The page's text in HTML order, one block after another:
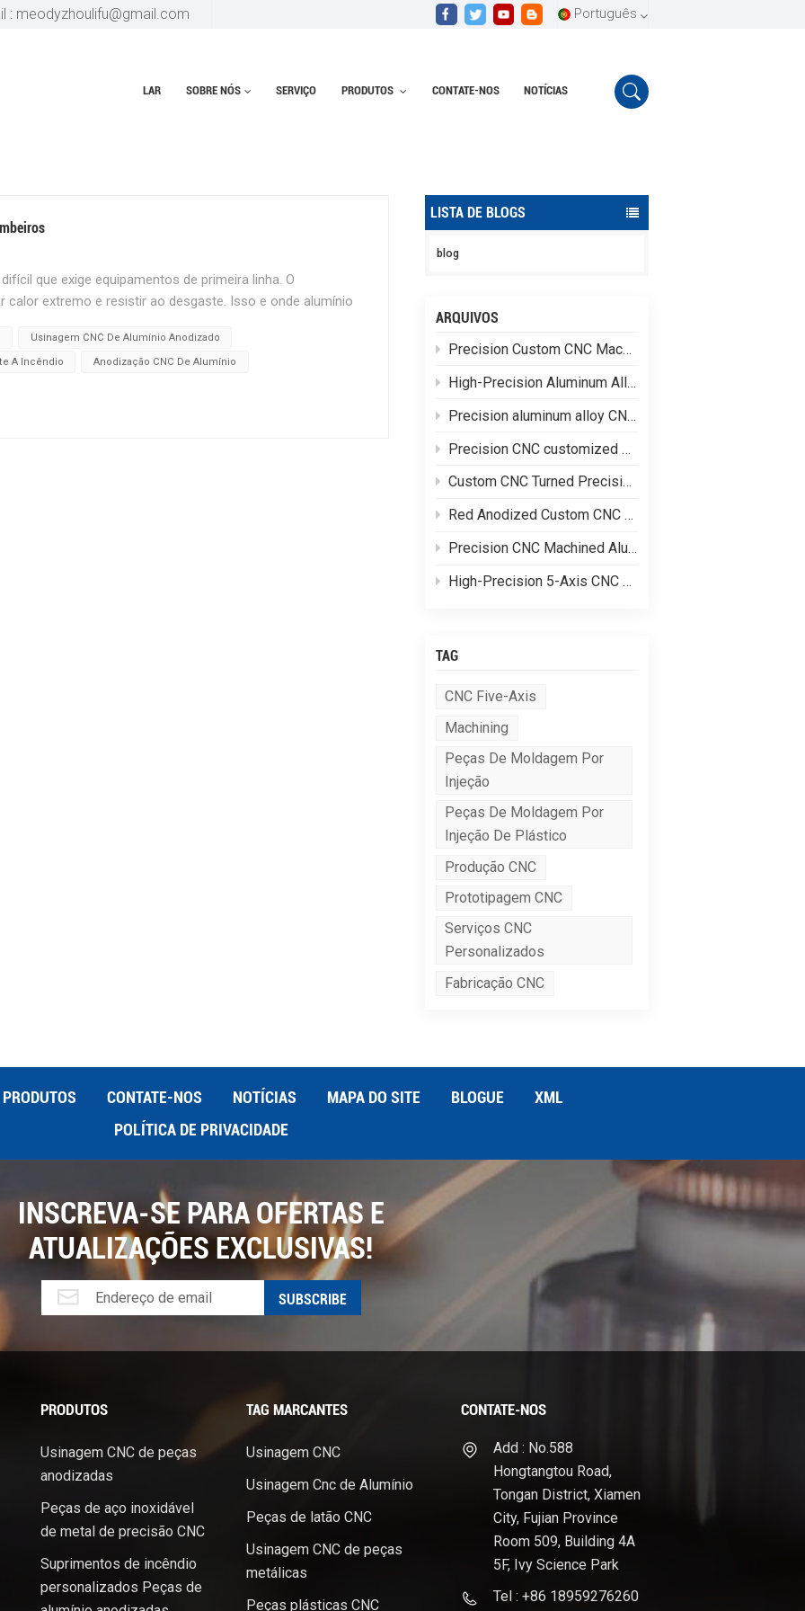
: meodyzhoulifu@gmail.com Português
English
LAR SOBRE NÓS SERVIÇO PRODUTOS CONTATE-NOS NOTÍCIAS
LISTA DE BLOGS
blog
ARQUIVOS
Precision Custom CNC Machining of Stainless Steel Flange Shaft Heads
High-Precision Aluminum Alloy CNC Custom Machining
Precision aluminum alloy CNC customized processing of shell parts
Precision CNC customized processing of aluminum alloy parts
Custom CNC Turned Precision Brass Machining Components
Red Anodized Custom CNC Machined Aluminum Structural Components
Precision CNC Machined Aluminum Hydraulic Valve Blocks for Fluid Control Systems
High-Precision 5-Axis CNC Machined Complex Aluminum Alloy Equipment Frames
TAG
CNC Five-Axis
Machining
Peças De Moldagem Por
Injeção
Peças De Moldagem Por
Injeção De Plástico
Produção CNC
Prototipagem CNC
Serviços CNC
Personalizados
Fabricação CNC
que exige equipamentos de primeira linha. O
calor extremo e resistir ao desgaste. Isso e onde alumínio
Vamos explicar por que o alumínio anodizado está se
de combate a incêndios. Resistente e DurávelO alumínio
por um processo especial que fortalece sua camada
duro e resistente a arranhões e danos. Para os bombeiros,
Usinagem CNC De Alumínio Anodizado
A Incêndio Anodização CNC De Alumínio
PRODUTOS CONTATE-NOS NOTÍCIAS MAPA DO SITE BLOGUE
XML
POLÍTICA DE PRIVACIDADE
INSCREVA-SE PARA OFERTAS E
ATUALIZAÇÕES EXCLUSIVAS!
PRODUTOS
Usinagem CNC de peças
anodizadas
Peças de aço inoxidável
de metal de precisão CNC
Suprimentos de incêndio
personalizados Peças de
TAG MARCANTES
Usinagem CNC
Usinagem Cnc de Alumínio
Peças de latão CNC
Usinagem CNC de peças
metálicas
Peças plásticas CNC
CONTATE-NOS
Add : No.588
Hongtangtou Road,
Tongan District, Xiamen
City, Fujian Province
Room 509, Building 4A
5F, Ivy Science Park
Tel : +86 18959276260